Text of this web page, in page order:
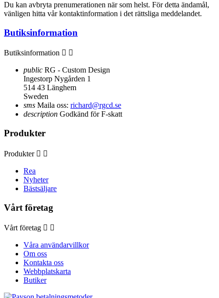
Du kan avbryta prenumerationen när som helst. För detta ändamål,
vänligen hitta vår kontaktinformation i det rättsliga meddelandet.
Butiksinformation
Butiksinformation  
public RG - Custom Design
Ingestorp Nygården 1
514 43 Länghem
Sweden
sms Maila oss: richard@rgcd.se
description Godkänd för F-skatt
Produkter
Produkter  
Rea
Nyheter
Bästsäljare
Vårt företag
Vårt företag  
Våra användarvillkor
Om oss
Kontakta oss
Webbplatskarta
Butiker